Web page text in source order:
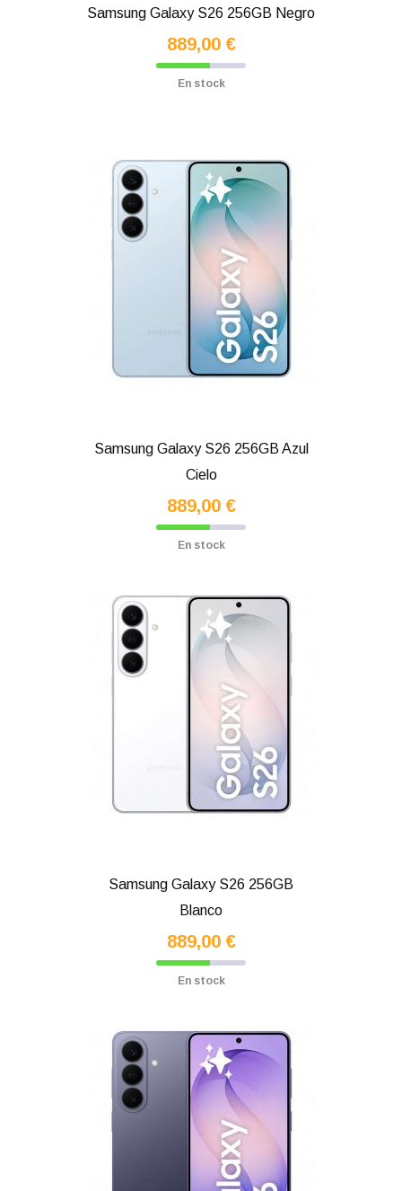
Samsung Galaxy S26 256GB Negro
889,00 €
En stock
Samsung Galaxy S26 256GB Azul
Cielo
889,00 €
En stock
Samsung Galaxy S26 256GB
Blanco
889,00 €
En stock